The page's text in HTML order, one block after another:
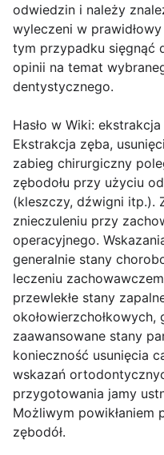
odwiedzin i należy
wyleczeni w
tym przypadku sięgnąć
opinii na temat
dentystycznego.
Hasło w Wiki:
Ekstrakcja zęba,
zabieg chirurgiczny
zębodołu przy użyciu
(kleszczy, dźwigni itp.).
znieczuleniu przy
operacyjnego.
generalnie stany
leczeniu
przewlekłe stany
okołowierzchołkowych,
zaawansowane stany
konieczność usunięcia
wskazań
przygotowania jamy
Możliwym powikłaniem
zębodół.